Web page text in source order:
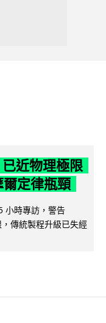
近物理極限
定律瓶頸
小時專訪，警告
傳統製程升級已失經